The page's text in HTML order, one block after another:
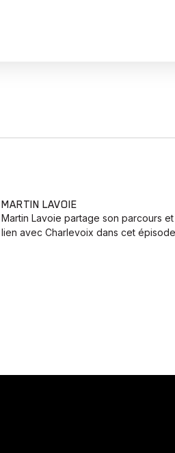
MARTIN LAVOIE
Martin Lavoie partage son parcours
lien avec Charlevoix dans cet